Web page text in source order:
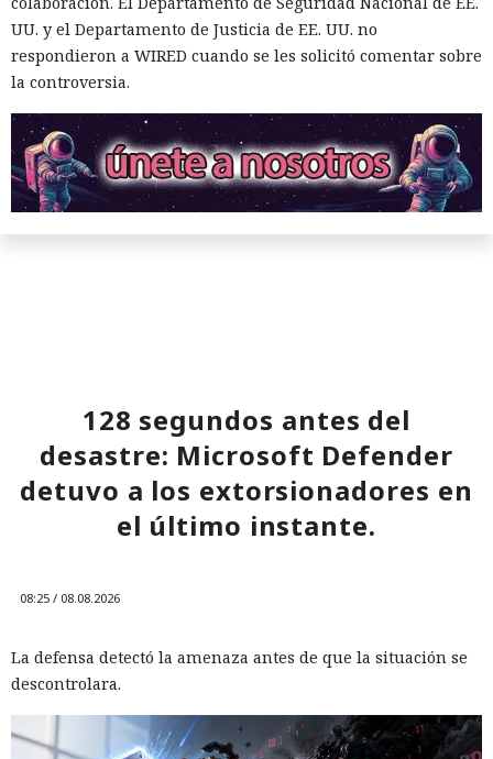
herramientas con agentes en el SOC (centro de operaciones
de seguridad) para identificar más rápidamente señales
significativas.
Corea del Norte a través de sus
propios chats de trabajo.
Ciberdelincuentes buscaban carteras de criptomonedas
espaldas.
UU. y el Departamento de Justicia de EE. UU. no
respondieron a WIRED cuando se les solicitó comentar sobre
la controversia.
128 segundos antes del
desastre: Microsoft Defender
detuvo a los extorsionadores en
el último instante.
08:25 / 08.08.2026
La defensa detectó la amenaza antes de que la situación se
descontrolara.